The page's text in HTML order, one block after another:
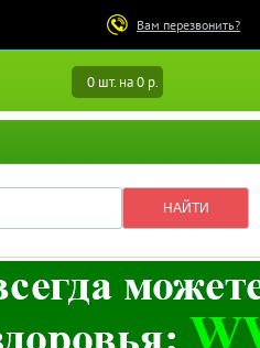
Вам перезвонить?
0 шт. на 0 р.